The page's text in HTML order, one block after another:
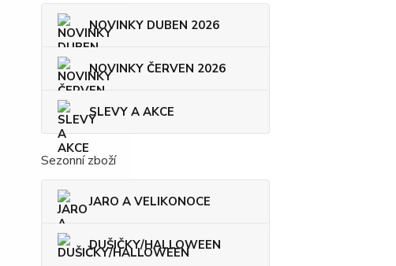
NOVINKY DUBEN 2026
NOVINKY ČERVEN 2026
SLEVY A AKCE
Sezonní zboží
JARO A VELIKONOCE
DUŠIČKY/HALLOWEEN